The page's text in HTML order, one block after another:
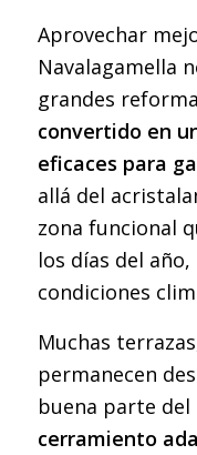
Aprovechar
Navalagamella
grandes
convertido en
eficaces para
allá del
zona funcional
los días del
condiciones
Muchas
permanecen
buena parte del
cerramiento